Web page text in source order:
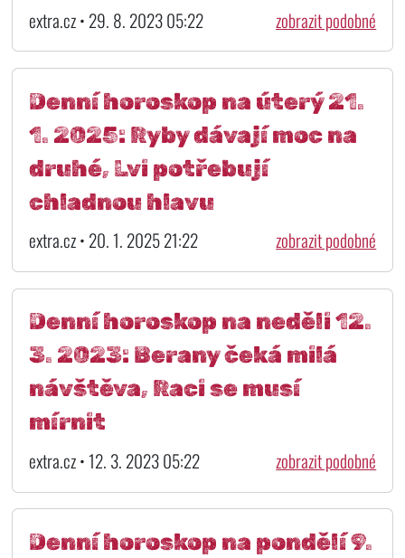
extra.cz • 29. 8. 2023 05:22 zobrazit podobné
Denní horoskop na úterý 21.
1. 2025: Ryby dávají moc na
druhé, Lvi potřebují
chladnou hlavu
extra.cz • 20. 1. 2025 21:22 zobrazit podobné
Denní horoskop na neděli 12.
3. 2023: Berany čeká milá
návštěva, Raci se musí
mírnit
extra.cz • 12. 3. 2023 05:22 zobrazit podobné
Denní horoskop na pondělí 9.